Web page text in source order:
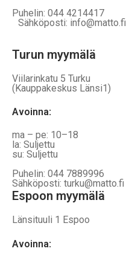
Puhelin: 044 4214417
Sähköposti: info@matto.fi
Turun myymälä
Viilarinkatu 5 Turku
(Kauppakeskus Länsi1)
Avoinna:
ma – pe: 10–18
la: Suljettu
su: Suljettu
Puhelin: 044 7889996
Sähköposti: turku@matto.fi
Espoon myymälä
Länsituuli 1 Espoo
Avoinna: